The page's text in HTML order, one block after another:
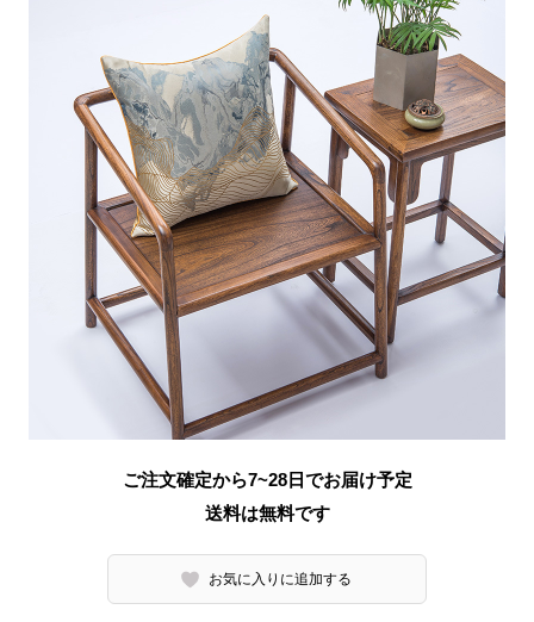
ご注文確定から7~28日でお届け予定
送料は無料です
お気に入りに追加する